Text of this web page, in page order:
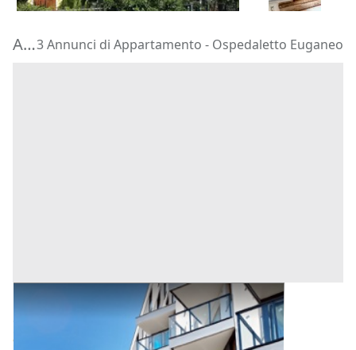
Aste di Appartamento Ospedaletto Euganeo3 Annunci di Appartamento - Ospedaletto Euganeo
Appartamento all'asta a Padova
39.552 € 52.736 €